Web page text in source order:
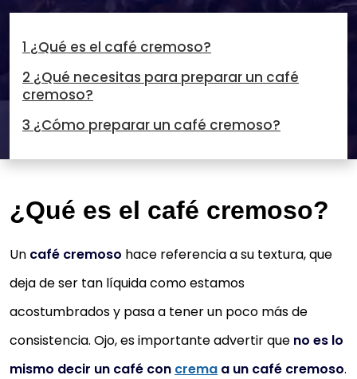
1 ¿Qué es el café cremoso?
2 ¿Qué necesitas para preparar un café
cremoso?
3 ¿Cómo preparar un café cremoso?
¿Qué es el café cremoso?
Un café cremoso hace referencia a su textura, que
deja de ser tan líquida como estamos
acostumbrados y pasa a tener un poco más de
consistencia. Ojo, es importante advertir que no es lo
mismo decir un café con crema a un café cremoso.